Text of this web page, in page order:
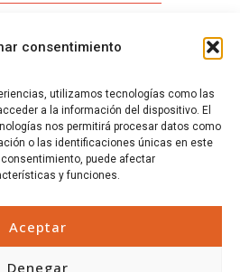
consentimiento
utilizamos tecnologías como las
a la información del dispositivo. El
nos permitirá procesar datos como
o las identificaciones únicas en este
puede afectar
y funciones.
Aceptar
Denegar
DE CALIDAD
DE COOKIES
CERTIFICADOS